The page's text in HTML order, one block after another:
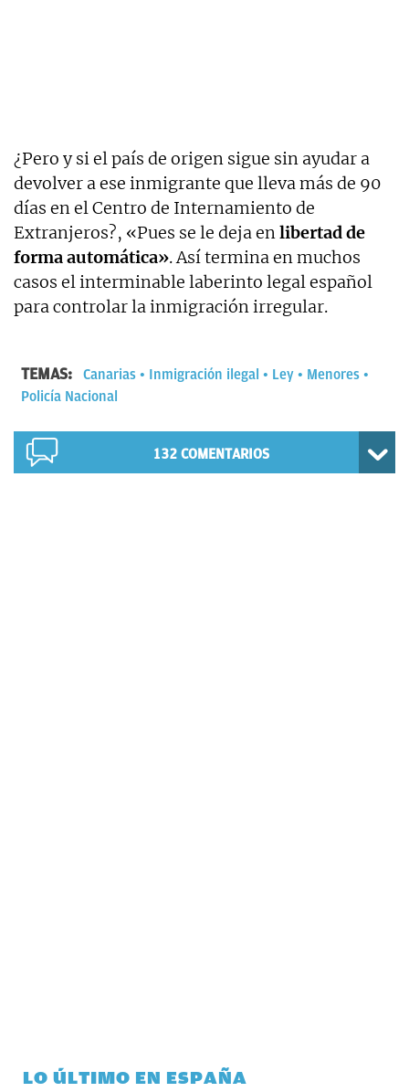
¿Pero y si el país de origen sigue sin ayudar a
devolver a ese inmigrante que lleva más de 90
días en el Centro de Internamiento de
Extranjeros?, «Pues se le deja enlibertad de
forma automática». Así termina en muchos
casos el interminable laberinto legal español
para controlar la inmigración irregular.
TEMAS: Canarias Inmigración ilegal Ley
Menores
Policía Nacional
132 COMENTARIOS
LO ÚLTIMO EN ESPAÑA